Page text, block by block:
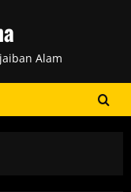
Alam